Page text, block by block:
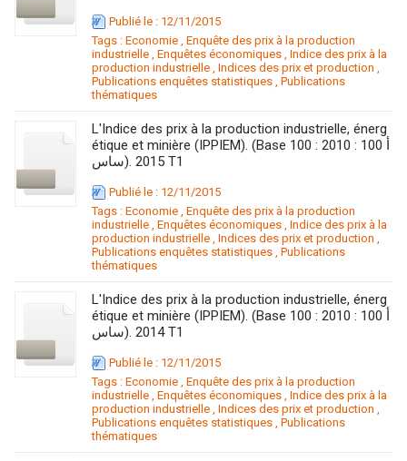
Publié le : 12/11/2015
Tags : Economie , Enquête des prix à la production
industrielle , Enquêtes économiques , Indice des prix à la
production industrielle , Indices des prix et production ,
Publications enquêtes statistiques , Publications
thématiques
L'Indice des prix à la production industrielle, énerg
étique et minière (IPPIEM). (Base 100 : 2010 : 100 أ
ساس). 2015 T1
Publié le : 12/11/2015
Tags : Economie , Enquête des prix à la production
industrielle , Enquêtes économiques , Indice des prix à la
production industrielle , Indices des prix et production ,
Publications enquêtes statistiques , Publications
thématiques
L'Indice des prix à la production industrielle, énerg
étique et minière (IPPIEM). (Base 100 : 2010 : 100 أ
ساس). 2014 T1
Publié le : 12/11/2015
Tags : Economie , Enquête des prix à la production
industrielle , Enquêtes économiques , Indice des prix à la
production industrielle , Indices des prix et production ,
Publications enquêtes statistiques , Publications
thématiques